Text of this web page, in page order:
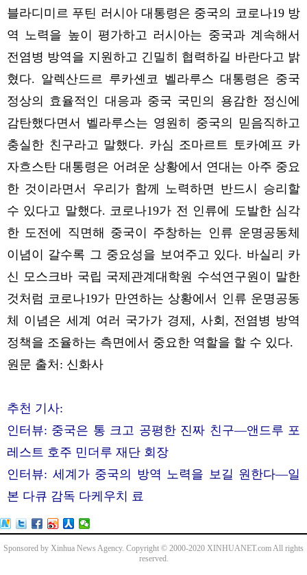
블라디미르 푸틴 러시아 대통령은 중국의 코로나19 방
역 노력을 높이 평가하고 러시아는 중국과 계속해서
전염병 방역을 지원하고 긴밀히 협력하길 바란다고 밝
혔다. 알렉산드르 루카셴코 벨라루스 대통령은 중국
정상의 효율적인 대응과 중국 국민의 용감한 정신에
감탄했다면서 벨라루스는 영원히 중국의 믿음직하고
충실한 친구라고 말했다. 카심 조마르트 토카예프 카
자흐스탄 대통령은 어려운 상황에서 연대는 아주 중요
한 것이라면서 우리가 함께 노력하면 반드시 승리할
수 있다고 말했다. 코로나19가 전 인류에 도발한 심각
한 도전에 직면해 중국이 주창하는 인류 운명공동체
이념이 갈수록 그 중요성을 보여주고 있다. 바실리 카
신 모스크바 국립 국제관계대학원 수석연구원이 말한
것처럼 코로나19가 만연하는 상황에서 인류 운명공동
체 이념은 세계 여러 국가가 경제, 사회, 전염병 방역
정책을 조율하는 측면에서 중요한 역할을 할 수 있다.
원문 출처: 신화사
추천 기사:
인터뷰: 중국은 통 크고 공평한 진짜 친구—앤드루 포
레스트 호주 민더루 재단 회장
인터뷰: 세계가 중국의 방역 노력을 보길 원한다—일
본 다큐 감독 다케우치 료